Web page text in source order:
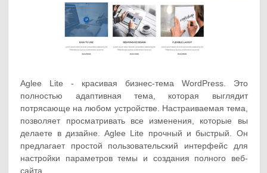
Aglee Lite - красивая бизнес-тема WordPress. Это
полностью адаптивная тема, которая выглядит
потрясающе на любом устройстве. Настраиваемая тема,
позволяет просматривать все изменения, которые вы
делаете в дизайне. Aglee Lite прочный и быстрый. Он
предлагает простой пользовательский интерфейс для
настройки параметров темы и создания полного веб-
сайта.